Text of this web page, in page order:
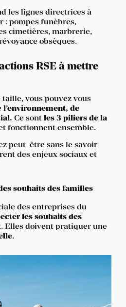
les lignes directrices à
: pompes funèbres,
cimetières, marbrerie,
obsèques.
RSE à mettre
vous pouvez vous
l’environnement, de
Ce sont les 3 piliers de la
fonctionnent ensemble.
peut-être sans le savoir
des enjeux sociaux et
souhaits des familles
des entreprises du
les souhaits des
. Elles doivent pratiquer une
.